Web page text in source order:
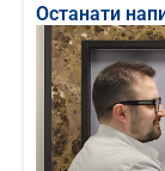
Останати